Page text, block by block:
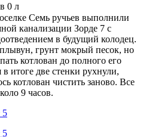
0 л
Семь ручьев выполнили
канализации Зорде 7 с
в будущий колодец.
грунт мокрый песок, но
котлован до полного его
итоге две стенки рухнули,
котлован чистить заново. Все
9 часов.